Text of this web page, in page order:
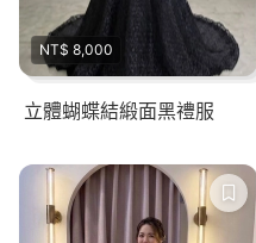
NT$ 8,000
立體蝴蝶結緞面黑禮服